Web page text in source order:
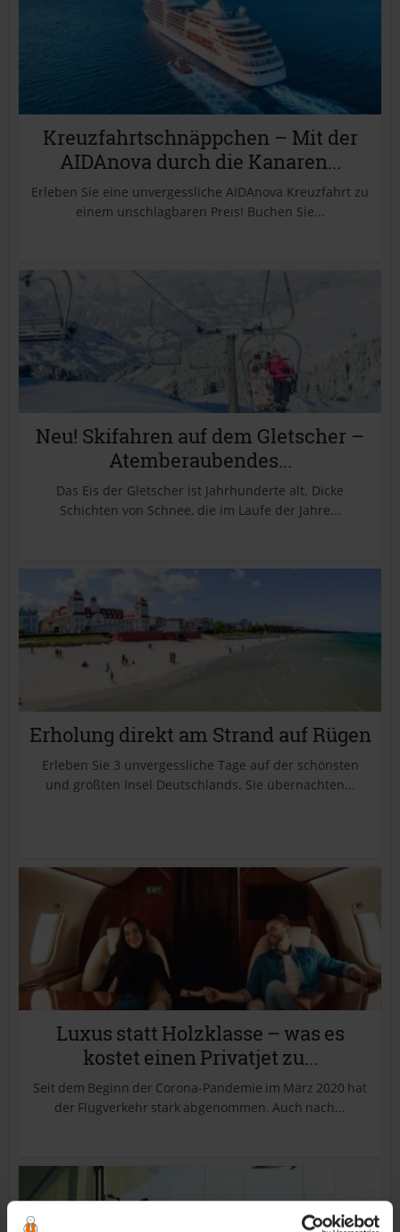
Kreuzfahrtschnäppchen – Mit der
AIDAnova durch die Kanaren...
Erleben Sie eine unvergessliche AIDAnova Kreuzfahrt zu
einem unschlagbaren Preis! Buchen Sie...
Neu! Skifahren auf dem Gletscher –
Atemberaubendes...
Das Eis der Gletscher ist Jahrhunderte alt. Dicke
Schichten von Schnee, die im Laufe der Jahre...
Erholung direkt am Strand auf Rügen
Erleben Sie 3 unvergessliche Tage auf der schönsten
und größten Insel Deutschlands. Sie übernachten...
Luxus statt Holzklasse – was es
kostet einen Privatjet zu...
Seit dem Beginn der Corona-Pandemie im März 2020 hat
der Flugverkehr stark abgenommen. Auch nach...